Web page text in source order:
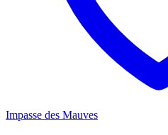
Impasse des Mauves